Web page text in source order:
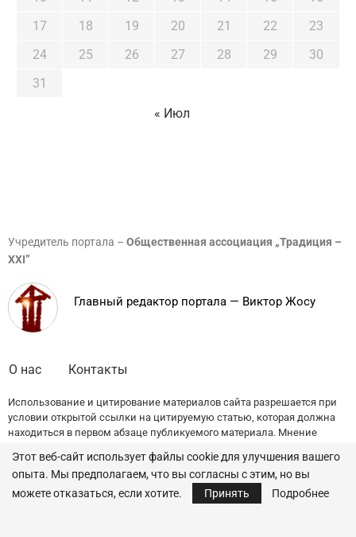
17
18 19 20 21 22
23
24
25 26 27 28 29
30
31
« Июл
Учредитель портала – Общественная ассоциация „Традиция –
XXI”
Главный редактор портала — Виктор Жосу
О нас Контакты
Использование и цитирование материалов сайта разрешается при
условии открытой ссылки на цитируемую статью, которая должна
находиться в первом абзаце публикуемого материала. Мнение
© 2022 — All Rights Reserved. Traditia.md
Этот веб-сайт использует файлы cookie для улучшения вашего
опыта. Мы предполагаем, что вы согласны с этим, но вы
можете отказаться, если хотите.
Принять Подробнее